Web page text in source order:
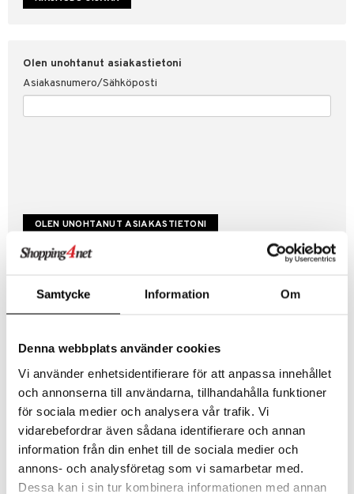
Samtycke Information Om
Denna webbplats använder cookies
Vi använder enhetsidentifierare för att anpassa innehållet
och annonserna till användarna, tillhandahålla funktioner
för sociala medier och analysera vår trafik. Vi
vidarebefordrar även sådana identifierare och annan
information från din enhet till de sociala medier och
annons- och analysföretag som vi samarbetar med.
Dessa kan i sin tur kombinera informationen med annan
Olen unohtanut asiakastietoni
Asiakasnumero/Sähköposti
Luo uusi asiakas
Hyviä tarjouksia
Kestotilaus
Arvostele tuotteita
Toivelistat
LUO ASIAKAS